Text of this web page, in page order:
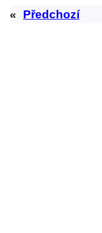
« Předchozí